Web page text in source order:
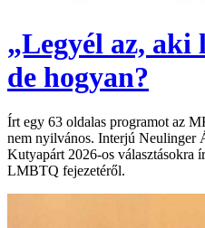
„Legyél az, aki
de hogyan?
Írt egy 63 oldalas programot az
nem nyilvános. Interjú Neulinger
Kutyapárt 2026-os választásokra
LMBTQ fejezetéről.